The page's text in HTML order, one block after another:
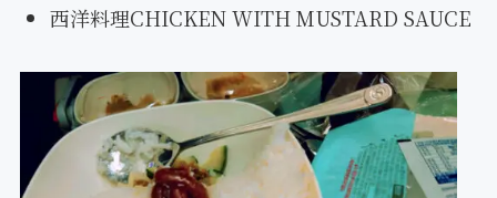
西洋料理CHICKEN WITH MUSTARD SAUCE